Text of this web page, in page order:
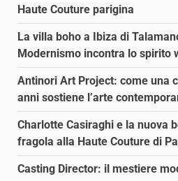
Haute Couture parigina
La villa boho a Ibiza di
Modernismo incontra lo spirito
Antinori Art Project: come una
anni sostiene l’arte
Charlotte Casiraghi e la nuova
fragola alla Haute Couture di
Casting Director: il mestiere